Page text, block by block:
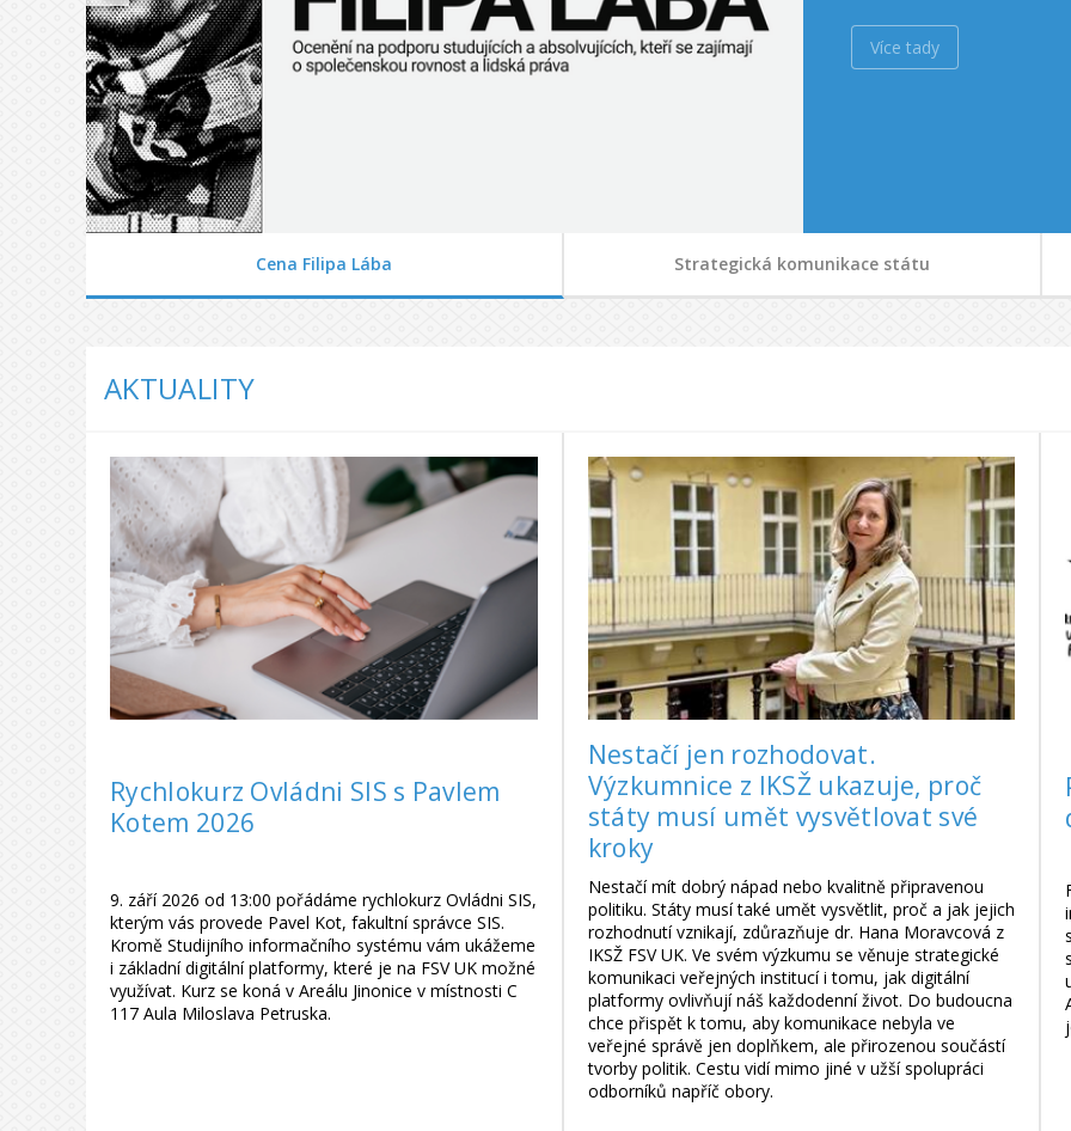
Více tady
Cena Filipa Lába Strategická komunikace státu
AKTUALITY
Rychlokurz Ovládni SIS s Pavlem
Kotem 2026
9. září 2026 od 13:00 pořádáme rychlokurz Ovládni SIS,
kterým vás provede Pavel Kot, fakultní správce SIS.
Kromě Studijního informačního systému vám ukážeme
i základní digitální platformy, které je na FSV UK možné
využívat. Kurz se koná v Areálu Jinonice v místnosti C
117 Aula Miloslava Petruska.
Nestačí jen rozhodovat.
Výzkumnice z IKSŽ ukazuje, proč
státy musí umět vysvětlovat své
kroky
Nestačí mít dobrý nápad nebo kvalitně připravenou
politiku. Státy musí také umět vysvětlit, proč a jak jejich
rozhodnutí vznikají, zdůrazňuje dr. Hana Moravcová z
IKSŽ FSV UK. Ve svém výzkumu se věnuje strategické
komunikaci veřejných institucí i tomu, jak digitální
platformy ovlivňují náš každodenní život. Do budoucna
chce přispět k tomu, aby komunikace nebyla ve
veřejné správě jen doplňkem, ale přirozenou součástí
tvorby politik. Cestu vidí mimo jiné v užší spolupráci
odborníků napříč obory.